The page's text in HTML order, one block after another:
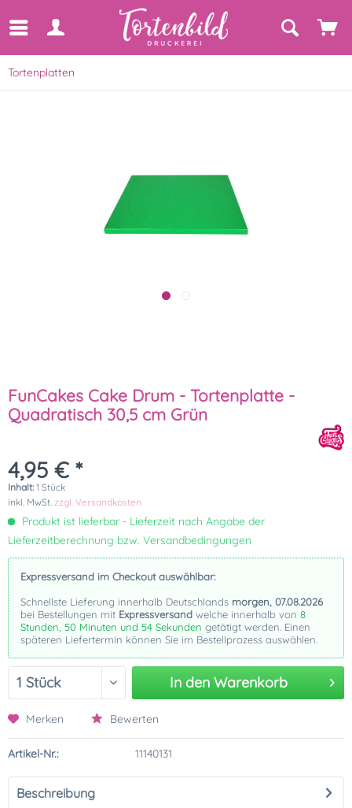
Tortenplatten
FunCakes Cake Drum - Tortenplatte -
Quadratisch 30,5 cm Grün
4,95 € *
Inhalt: 1 Stück
inkl. MwSt. zzgl. Versandkosten
Produkt ist lieferbar - Lieferzeit nach Angabe der
Lieferzeitberechnung bzw. Versandbedingungen
Expressversand im Checkout auswählbar:
Schnellste Lieferung innerhalb Deutschlands morgen, 07.08.2026
bei Bestellungen mit Expressversand welche innerhalb von 8
Stunden, 50 Minuten und 54 Sekunden getätigt werden. Einen
späteren Liefertermin können Sie im Bestellprozess auswählen.
In den Warenkorb
Merken Bewerten
Artikel-Nr.: 11140131
Beschreibung